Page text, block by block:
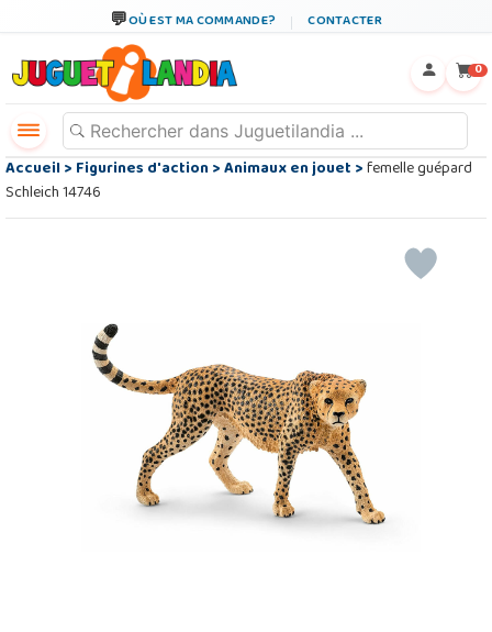
OÙ EST MA COMMANDE? CONTACTER
0
Accueil>Figurines d'action>Animaux en jouet>femelle guépard
Schleich 14746